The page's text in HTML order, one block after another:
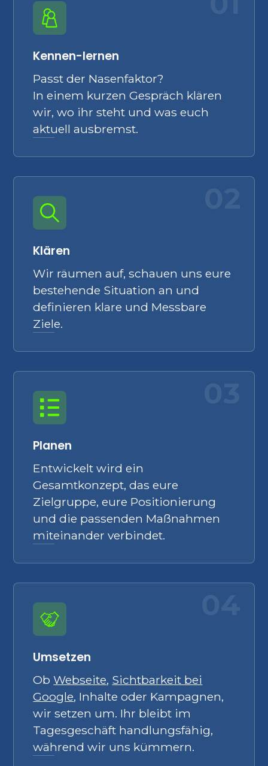
Kennen-lernen
Passt der Nasenfaktor?
In einem kurzen Gespräch klären
wir, wo ihr steht und was euch
aktuell ausbremst.
Klären
Wir räumen auf, schauen uns eure
bestehende Situation an und
definieren klare und Messbare
Ziele.
Planen
Entwickelt wird ein
Gesamtkonzept, das eure
Zielgruppe, eure Positionierung
und die passenden Maßnahmen
miteinander verbindet.
Umsetzen
ObWebseite, Sichtbarkeit bei
Google, Inhalte oder Kampagnen,
wir setzen um. Ihr bleibt im
Tagesgeschäft handlungsfähig,
während wir uns kümmern.